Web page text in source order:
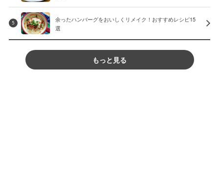
5
余ったハンバーグをおいしくリメイク！おすすめレシピ15
選
もっと見る